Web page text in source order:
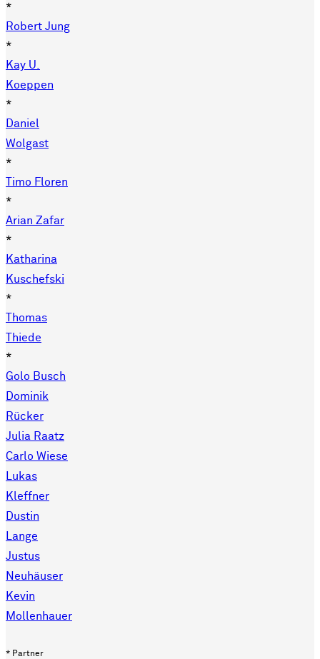
*
Robert Jung
*
Kay U.
Koeppen
*
Daniel
Wolgast
*
Timo Floren
*
Arian Zafar
*
Katharina
Kuschefski
*
Thomas
Thiede
*
Golo Busch
Dominik
Rücker
Julia Raatz
Carlo Wiese
Lukas
Kleffner
Dustin
Lange
Justus
Neuhäuser
Kevin
Mollenhauer
* Partner